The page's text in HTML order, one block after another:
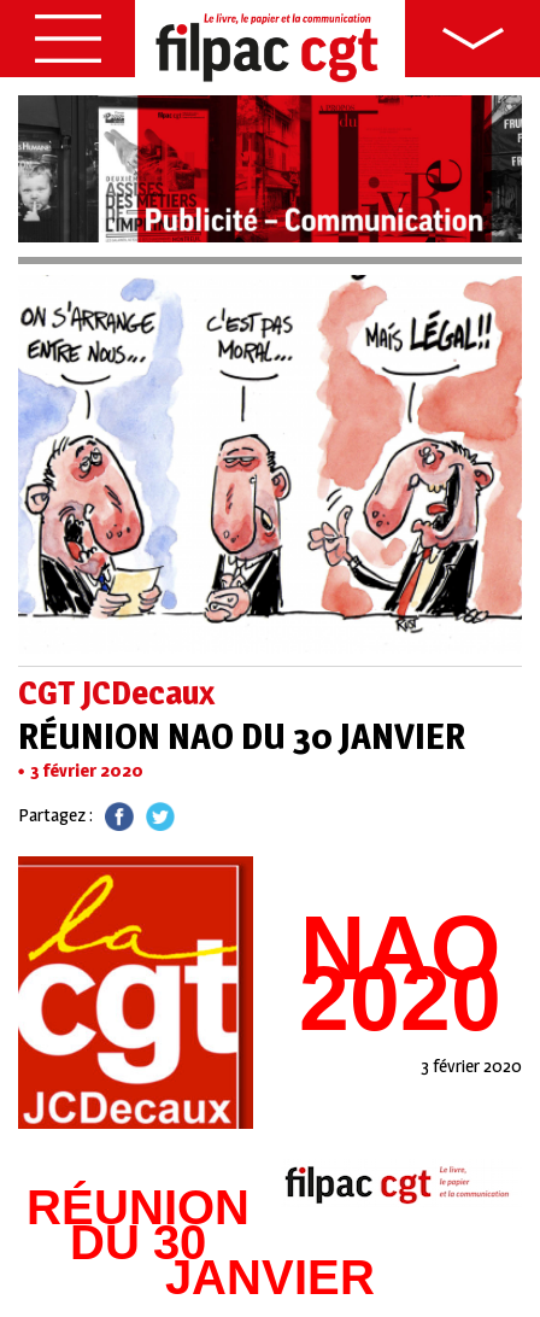
CGT JCDecaux
RÉUNION NAO DU 30 JANVIER
3 février 2020
Partagez :
NAO
2020
3 février 2020
RÉUNION
DU 30
JANVIER